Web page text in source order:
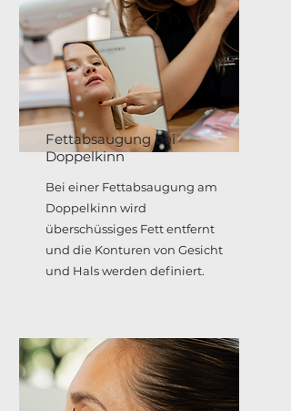
Fettabsaugung bei
Doppelkinn
Bei einer Fettabsaugung am
Doppelkinn wird
überschüssiges Fett entfernt
und die Konturen von Gesicht
und Hals werden definiert.